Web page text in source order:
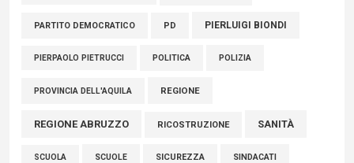
PARTITO DEMOCRATICO PD PIERLUIGI BIONDI
PIERPAOLO PIETRUCCI POLITICA POLIZIA
PROVINCIA DELL'AQUILA REGIONE
REGIONE ABRUZZO RICOSTRUZIONE SANITÀ
SCUOLA SCUOLE SICUREZZA SINDACATI